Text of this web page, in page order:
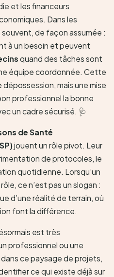
et les financeurs
Dans les
de façon assumée :
à un besoin et peuvent
quand des tâches sont
équipe coordonnée. Cette
mais une mise
professionnel la bonne
un cadre sécurisé. 🩺
de Santé
jouent un rôle pivot. Leur
de protocoles, le
quotidienne. Lorsqu’un
ce n’est pas un slogan :
d’une réalité de terrain, où
font la différence.
est très
professionnel ou une
ce paysage de projets,
ce qui existe déjà sur